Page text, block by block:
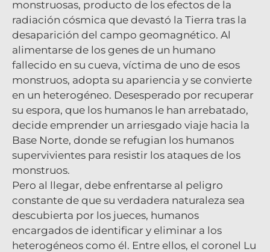
monstruosas, producto de los efectos de la
radiación cósmica que devastó la Tierra tras la
desaparición del campo geomagnético. Al
alimentarse de los genes de un humano
fallecido en su cueva, víctima de uno de esos
monstruos, adopta su apariencia y se convierte
en un heterogéneo. Desesperado por recuperar
su espora, que los humanos le han arrebatado,
decide emprender un arriesgado viaje hacia la
Base Norte, donde se refugian los humanos
supervivientes para resistir los ataques de los
monstruos.
Pero al llegar, debe enfrentarse al peligro
constante de que su verdadera naturaleza sea
descubierta por los jueces, humanos
encargados de identificar y eliminar a los
heterogéneos como él. Entre ellos, el coronel Lu